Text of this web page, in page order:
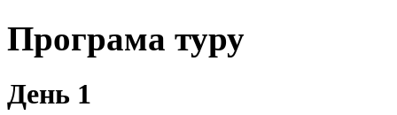
Програма туру
День 1